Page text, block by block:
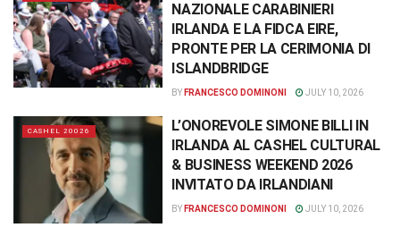
NAZIONALE CARABINIERI
IRLANDA E LA FIDCA EIRE,
PRONTE PER LA CERIMONIA DI
ISLANDBRIDGE
BY FRANCESCO DOMINONI JULY 10, 2026
CASHEL 20026
L’ONOREVOLE SIMONE BILLI IN
IRLANDA AL CASHEL CULTURAL
& BUSINESS WEEKEND 2026
INVITATO DA IRLANDIANI
BY FRANCESCO DOMINONI JULY 10, 2026